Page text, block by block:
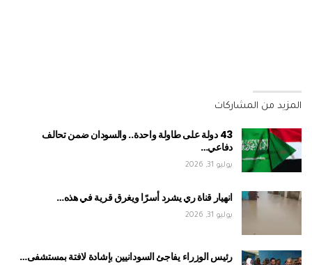
المزيد من المشاركات
43 دولة على طاولة واحدة.. والسودان ضمن تحالف
دفاعي…
يوليو 31, 2026
انهيار قناة ري يشرد أسرًا ويغرق قرية في هذه…
يوليو 31, 2026
رئيس الوزراء يفاجئ السودانيين بإشادة لافتة بمستشفى…